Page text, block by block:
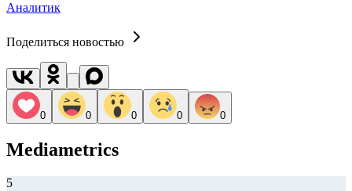
Аналитик
Поделиться новостью
0 0 0 0 0
Mediametrics
5